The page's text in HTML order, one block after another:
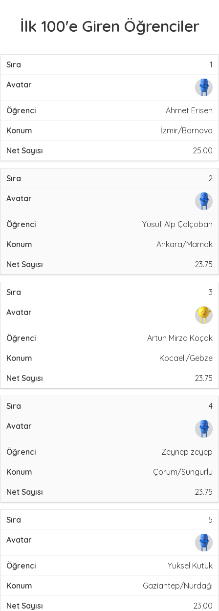
İlk 100'e Giren Öğrenciler
1
Ahmet Erisen
İzmir/Bornova
25.00
2
Yusuf Alp Çalçoban
Ankara/Mamak
23.75
3
Artun Mirza Koçak
Kocaeli/Gebze
23.75
4
Zeynep zeyep
Çorum/Sungurlu
23.75
5
Yuksel Kutuk
Gaziantep/Nurdağı
23.00